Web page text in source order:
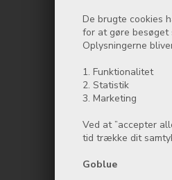
De brugte cookies
for at gøre besøget
Oplysningerne
1. Funktionalitet
2. Statistik
3. Marketing
Ved at ”accepter
tid trække dit
Goblue